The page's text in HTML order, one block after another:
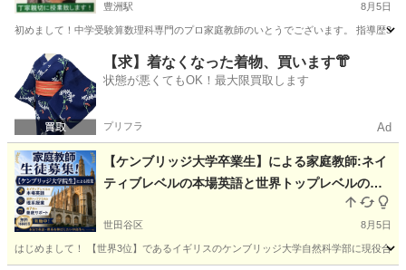
豊洲駅 8月5日
初めまして！中学受験算数理科専門のプロ家庭教師のいとうでございます。 指導歴
東京 江東区 豊洲駅 家庭教師 算数
【求】着なくなった着物、買います👘
状態が悪くてもOK！最大限買取します
プリフラ Ad
【ケンブリッジ大学卒業生】による家庭教師:ネイ
ティブレベルの本場英語と世界トップレベルの理
世田谷区 8月5日
はじめまして！ 【世界3位】であるイギリスのケンブリッジ大学自然科学部に現役合